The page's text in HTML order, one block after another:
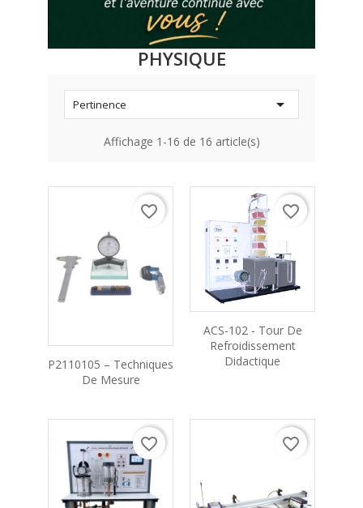
PHYSIQUE
Pertinence 
Affichage 1-16 de 16 article(s)
P2110105 – Techniques
De Mesure
favorite_border
ACS-102 - Tour De
Refroidissement
Didactique
favorite_border
favorite_border favorite_border